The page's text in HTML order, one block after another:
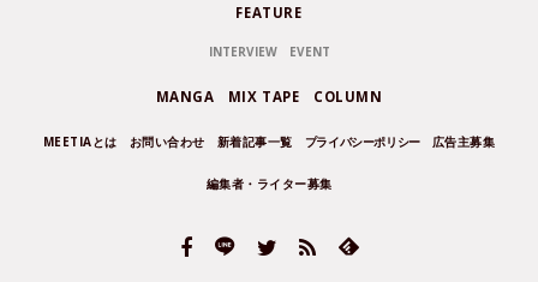
FEATURE
INTERVIEW EVENT
MANGA MIX TAPE COLUMN
MEETIAとは お問い合わせ 新着記事一覧 プライバシーポリシー 広告主募集
編集者・ライター募集